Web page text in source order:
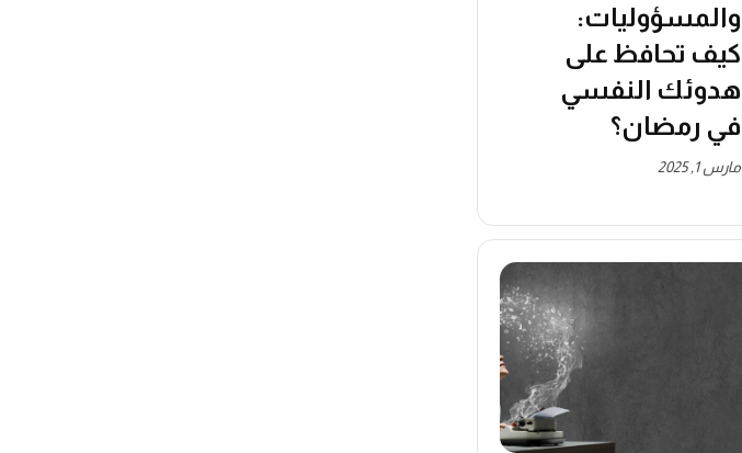
والمسؤوليات:
كيف تحافظ على
هدوئك النفسي
في رمضان؟
مارس 1, 2025